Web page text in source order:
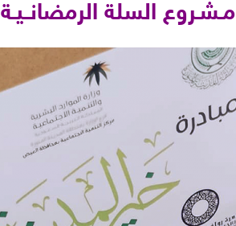
مـشـروع السلة الرمضانــيـة 2020م